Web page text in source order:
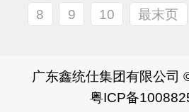
8 9 10 最末页
广东鑫统仕集团有限公司
粤ICP备